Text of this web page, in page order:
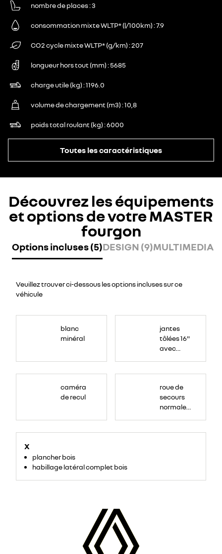
nombre de places 3
consommation mixte WLTP* (l/100km) 7.9
CO2 cycle mixte WLTP* (g/km) 207
longueur hors tout (mm) 5685
charge utile (kg) 1196.0
volume de chargement (m3) 10,8
poids total roulant (kg) 6000
Toutes les caractéristiques
Découvrez les équipements
et options de votre MASTER
fourgon
Options incluses (5)DESIGN (9)MULTIMEDIA
Veuillez trouver ci-dessous les options incluses sur ce
véhicule
blanc
minéral
jantes
tôlées 16"
avec
caméra
de recul
roue de
secours
normale
X
plancher bois
habillage latéral complet bois